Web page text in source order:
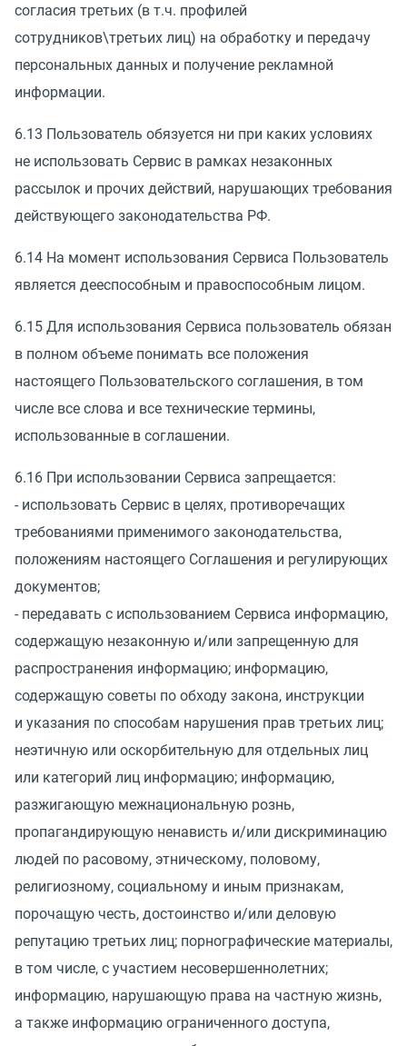
согласия третьих (в т.ч. профилей
сотрудников\третьих лиц) на обработку и передачу
персональных данных и получение рекламной
информации.
6.13 Пользователь обязуется ни при каких условиях
не использовать Сервис в рамках незаконных
рассылок и прочих действий, нарушающих требования
действующего законодательства РФ.
6.14 На момент использования Сервиса Пользователь
является дееспособным и правоспособным лицом.
6.15 Для использования Сервиса пользователь обязан
в полном объеме понимать все положения
настоящего Пользовательского соглашения, в том
числе все слова и все технические термины,
использованные в соглашении.
6.16 При использовании Сервиса запрещается:
- использовать Сервис в целях, противоречащих
требованиями применимого законодательства,
положениям настоящего Соглашения и регулирующих
документов;
- передавать с использованием Сервиса информацию,
содержащую незаконную и/или запрещенную для
распространения информацию; информацию,
содержащую советы по обходу закона, инструкции
и указания по способам нарушения прав третьих лиц;
неэтичную или оскорбительную для отдельных лиц
или категорий лиц информацию; информацию,
разжигающую межнациональную рознь,
пропагандирующую ненависть и/или дискриминацию
людей по расовому, этническому, половому,
религиозному, социальному и иным признакам,
порочащую честь, достоинство и/или деловую
репутацию третьих лиц; порнографические материалы,
в том числе, с участием несовершеннолетних;
информацию, нарушающую права на частную жизнь,
а также информацию ограниченного доступа,